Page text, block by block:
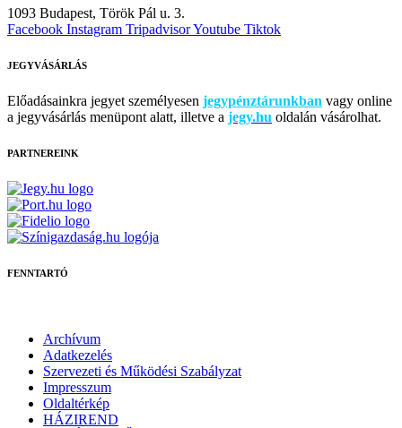
1093 Budapest, Török Pál u. 3.
Facebook Instagram TripadvisorYoutube Tiktok
JEGYVÁSÁRLÁS
Előadásainkra jegyet személyesen jegypénztárunkban vagy online
a jegyvásárlás menüpont alatt, illetve a jegy.hu oldalán vásárolhat.
PARTNEREINK
FENNTARTÓ
Archívum
Adatkezelés
Szervezeti és Működési Szabályzat
Impresszum
Oldaltérkép
HÁZIREND